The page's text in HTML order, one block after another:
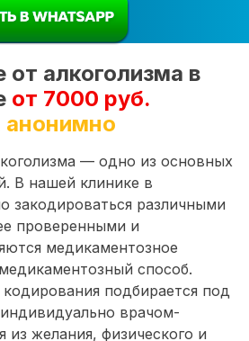
от алкоголизма в
от 7000 руб.
анонимно
— одно из основных
В нашей клинике в
закодироваться различными
проверенными и
медикаментозное
способ.
подбирается под
врачом-
из желания, физического и